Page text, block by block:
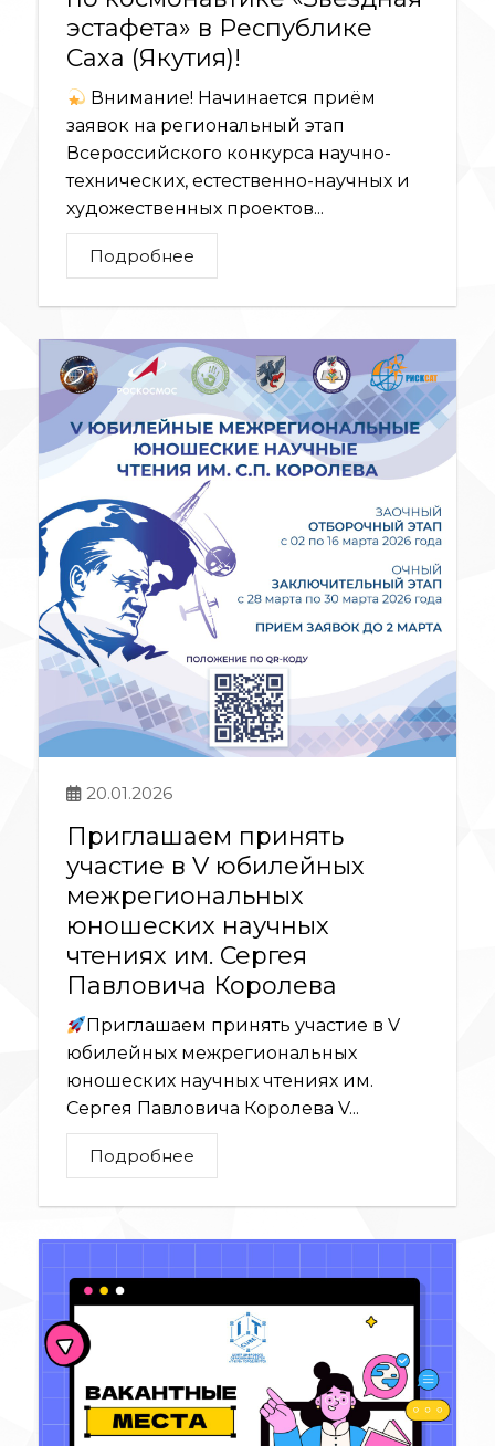
эстафета» в Республике
Саха (Якутия)!
Внимание! Начинается приём
заявок на региональный этап
Всероссийского конкурса научно-
технических, естественно-научных и
художественных проектов...
Подробнее
20.01.2026
Приглашаем принять
участие в V юбилейных
межрегиональных
юношеских научных
чтениях им. Сергея
Павловича Королева
Приглашаем принять участие в V
юбилейных межрегиональных
юношеских научных чтениях им.
Сергея Павловича Королева V...
Подробнее